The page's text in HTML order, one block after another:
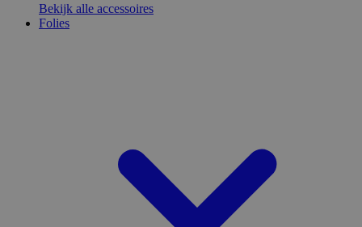
Bekijk alle accessoires
Folies